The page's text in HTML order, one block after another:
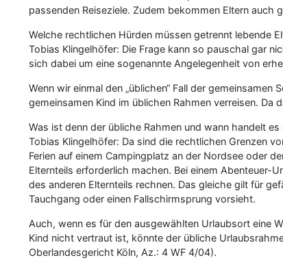
passenden Reiseziele. Zudem bekommen Eltern
Welche rechtlichen Hürden müssen getrennt lebende
Tobias Klingelhöfer: Die Frage kann so pauschal gar
sich dabei um eine sogenannte Angelegenheit von
Wenn wir einmal den „üblichen“ Fall der
gemeinsamen Kind im üblichen Rahmen verreisen.
Was ist denn der übliche Rahmen und wann handelt
Tobias Klingelhöfer: Da sind die rechtlichen Grenzen
Ferien auf einem Campingplatz an der Nordsee oder
Elternteils erforderlich machen. Bei einem Abenteuer-
des anderen Elternteils rechnen. Das gleiche gilt für
Tauchgang oder einen Fallschirmsprung vorsieht.
Auch, wenn es für den ausgewählten Urlaubsort eine
Kind nicht vertraut ist, könnte der übliche
Oberlandesgericht Köln, Az.: 4 WF 4/04).